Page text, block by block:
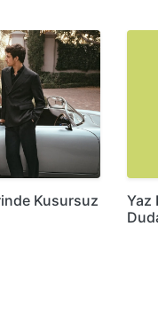
Kusursuz
Yaz